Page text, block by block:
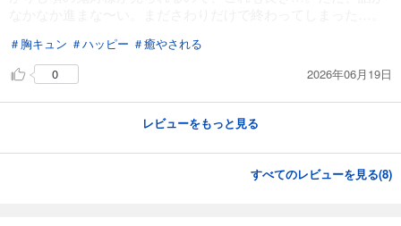
＃胸キュン ＃ハッピー ＃癒やされる
0
2026年06月19日
レビューをもっと見る
すべてのレビューを見る(8)